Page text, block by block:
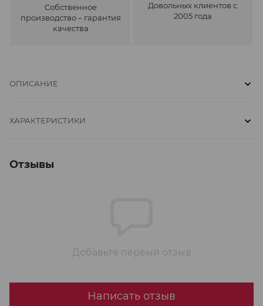
Собственное
производство – гарантия
качества
Довольных клиентов с
2005 года
ОПИСАНИЕ
ХАРАКТЕРИСТИКИ
Отзывы
Добавьте первый отзыв
Написать отзыв